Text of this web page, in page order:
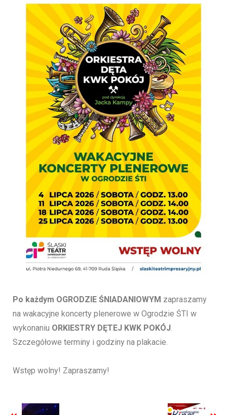
Po każdym OGRODZIE ŚNIADANIOWYM zapraszamy
na wakacyjne koncerty plenerowe w Ogrodzie ŚTI w
wykonaniu ORKIESTRY DĘTEJ KWK POKÓJ.
Szczegółowe terminy i godziny na plakacie.
Wstęp wolny! Zapraszamy!